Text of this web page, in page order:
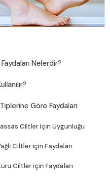
Nelerdir?
Göre Faydaları
Ciltler için Uygunluğu
Ciltler için Faydaları
Ciltler için Faydaları